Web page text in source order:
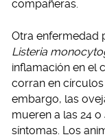
compañeras.
Otra enfermedad
Listeria
inflamación en el
corran en
embargo, las
mueren a las 24
síntomas. Los